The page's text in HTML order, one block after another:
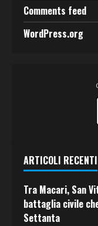
Comments feed
WordPress.org
ARTICOLI RECENTI
Tra Macari, San
battaglia civile
Settanta